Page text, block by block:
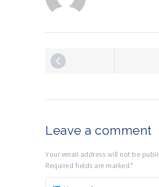
Leave a comment
Your email address will not be
Required fields are marked.*